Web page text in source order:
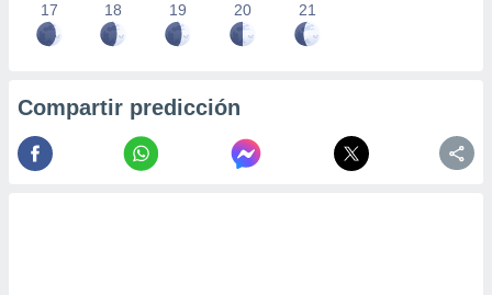
17 18 19 20 21
Compartir predicción